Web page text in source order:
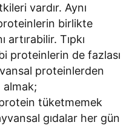
vardır. Aynı
birlikte
artırabilir. Tıpkı
proteinlerin de fazlası
proteinlerden
almak;
tüketmemek
gıdalar her gün